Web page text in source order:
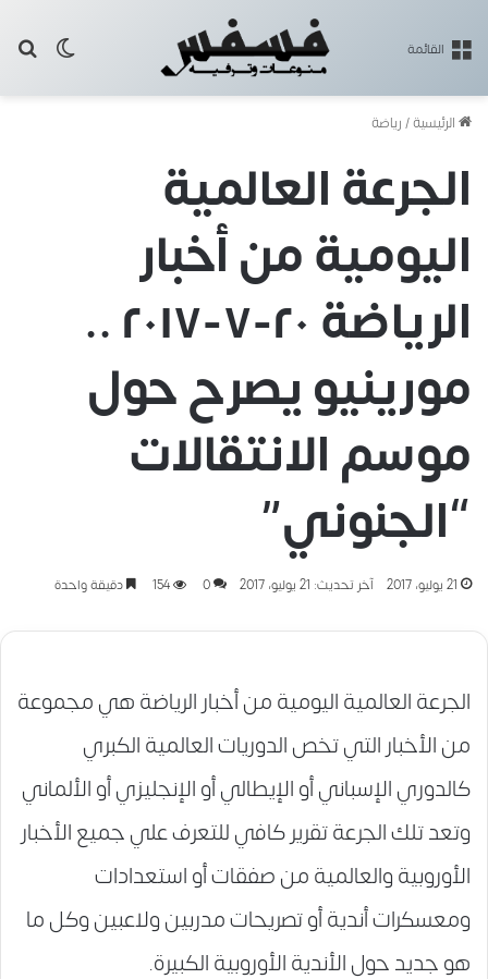
القائمة
الرئيسية/رياضة
الجرعة العالمية
اليومية من أخبار
الرياضة ٢٠-٧-٢٠١٧ ..
مورينيو يصرح حول
موسم الانتقالات
“الجنوني”
21 يوليو، 2017 آخر تحديث: 21 يوليو، 2017 0
154 دقيقة واحدة
الجرعة العالمية اليومية من أخبار الرياضة هي مجموعة
من الأخبار التي تخص الدوريات العالمية الكبري
كالدوري الإسباني أو الإيطالي أو الإنجليزي أو الألماني
وتعد تلك الجرعة تقرير كافي للتعرف علي جميع الأخبار
الأوروبية والعالمية من صفقات أو استعدادات
ومعسكرات أندية أو تصريحات مدربين ولاعبين وكل ما
هو جديد حول الأندية الأوروبية الكبيرة.